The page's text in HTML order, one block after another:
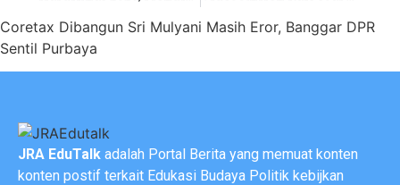
Coretax Dibangun Sri Mulyani Masih Eror, Banggar DPR
Sentil Purbaya
JRA EduTalk adalah Portal Berita yang memuat konten
konten postif terkait Edukasi Budaya Politik kebijkan